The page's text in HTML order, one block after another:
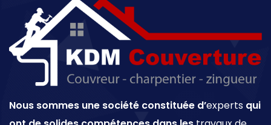
Nous sommes une société constituée d’experts qui